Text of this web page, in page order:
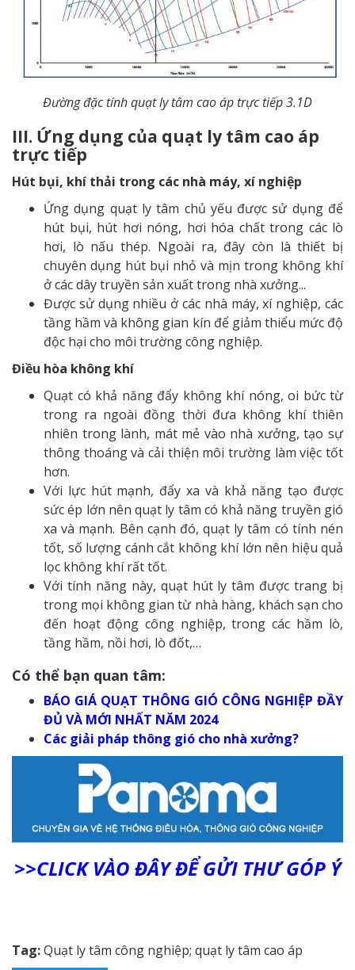
Đường đặc tính quạt ly tâm cao áp trực tiếp 3.1D
III. Ứng dụng của quạt ly tâm cao áp
trực tiếp
Hút bụi, khí thải trong các nhà máy, xí nghiệp
Ứng dụng quạt ly tâm chủ yếu được sử dụng để
hút bụi, hút hơi nóng, hơi hóa chất trong các lò
hơi, lò nấu thép. Ngoài ra, đây còn là thiết bị
chuyên dụng hút bụi nhỏ và mịn trong không khí
ở các dây truyền sản xuất trong nhà xưởng...
Được sử dụng nhiều ở các nhà máy, xí nghiệp, các
tầng hầm và không gian kín để giảm thiểu mức độ
độc hại cho môi trường công nghiệp.
Điều hòa không khí
Quạt có khả năng đẩy không khí nóng, oi bức từ
trong ra ngoài đồng thời đưa không khí thiên
nhiên trong lành, mát mẻ vào nhà xưởng, tạo sự
thông thoáng và cải thiện môi trường làm việc tốt
hơn.
Với lực hút mạnh, đẩy xa và khả năng tạo được
sức ép lớn nên quạt ly tâm có khả năng truyền gió
xa và mạnh. Bên cạnh đó, quạt ly tâm có tính nén
tốt, số lượng cánh cắt không khí lớn nên hiệu quả
lọc không khí rất tốt.
Với tính năng này, quạt hút ly tâm được trang bị
trong mọi không gian từ nhà hàng, khách sạn cho
đến hoạt động công nghiệp, trong các hầm lò,
tầng hầm, nồi hơi, lò đốt,…
Có thể bạn quan tâm:
BÁO GIÁ QUẠT THÔNG GIÓ CÔNG NGHIỆP ĐẦY
ĐỦ VÀ MỚI NHẤT NĂM 2024
Các giải pháp thông gió cho nhà xưởng?
>>CLICK VÀO ĐÂY ĐỂ GỬI THƯ GÓP Ý
Tag:Quạt ly tâm công nghiệp; quạt ly tâm cao áp